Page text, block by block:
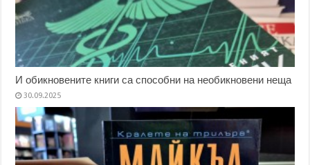
И обикновените книги са способни на необикновени неща
30.09.2025